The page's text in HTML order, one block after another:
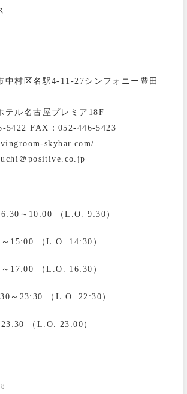
中村区名駅4-11-27シンフォニー豊田
テル名古屋プレミア18F
5422 FAX：052-446-5423
skybar.com/
＠positive.co.jp
～10:00 （L.O. 9:30）
15:00 （L.O. 14:30）
17:00 （L.O. 16:30）
～23:30 （L.O. 22:30）
（L.O. 23:00）